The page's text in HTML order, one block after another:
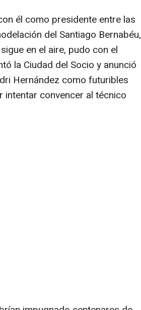
él como presidente entre las
del Santiago Bernabéu,
en el aire, pudo con el
la Ciudad del Socio y anunció
Hernández como futuribles
intentar convencer al técnico